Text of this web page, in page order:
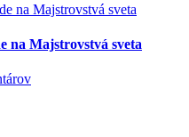
na Majstrovstvá sveta